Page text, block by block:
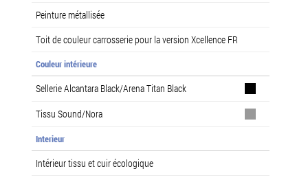
Peinture métallisée
Toit de couleur carrosserie pour la version Xcellence FR
Couleur intérieure
Sellerie Alcantara Black/Arena Titan Black
Tissu Sound/Nora
Interieur
Intérieur tissu et cuir écologique